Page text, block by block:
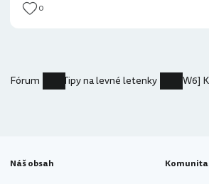
0
Fórum Tipy na levné letenky
Náš obsah Komunita